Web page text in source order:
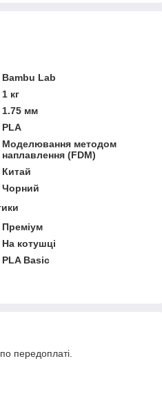
Bambu Lab
1 кг
1.75 мм
PLA
Моделювання методом
наплавлення (FDM)
Китай
Чорний
Преміум
На котушці
PLA Basic
передоплаті.